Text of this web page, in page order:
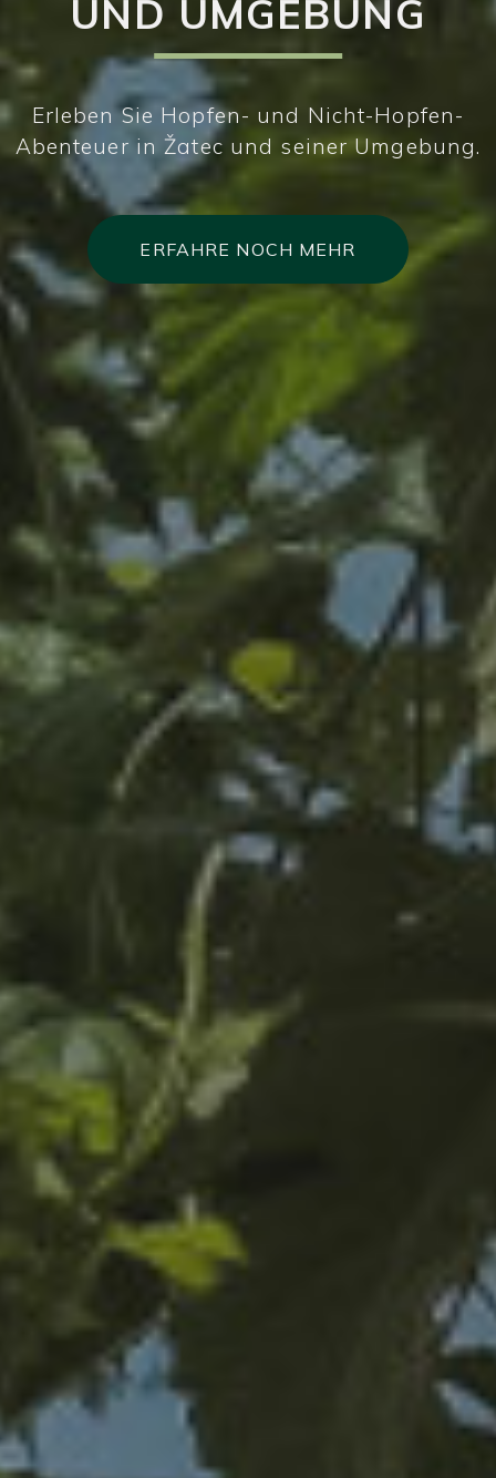
UND UMGEBUNG
Erleben Sie Hopfen- und Nicht-Hopfen-
Abenteuer in Žatec und seiner Umgebung.
ERFAHRE NOCH MEHR